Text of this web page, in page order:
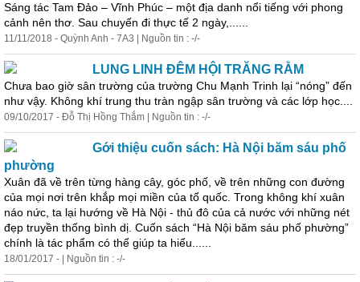
Sáng tác Tam Đảo – Vĩnh Phúc – một địa danh nổi tiếng với phong
cảnh nên thơ. Sau chuyến đi thực tế 2 ngày,......
11/11/2018 - Quỳnh Anh - 7A3 | Nguồn tin : -/-
LUNG LINH ĐÊM HỘI TRĂNG RẰM
Chưa bao giờ sân trường của trường Chu Mạnh Trinh lại “nóng” đến
như vậy. Không khí trung thu tràn ngập sân trường và các lớp học....
09/10/2017 - Đỗ Thị Hồng Thắm | Nguồn tin : -/-
Gới thiệu cuốn sách: Hà Nội băm sáu phố
phường
Xuân đã về trên từng hàng cây, góc phố, về trên những con đường
của mọi nơi trên khắp mọi miền của tổ quốc. Trong không khí xuân
náo nức, ta lại hướng về Hà Nội - thủ đô của cả nước với những nét
đẹp truyền thống bình dị. Cuốn sách “Hà Nội băm sáu phố phường”
chính là tác phẩm có thể giúp ta hiểu......
18/01/2017 - | Nguồn tin : -/-